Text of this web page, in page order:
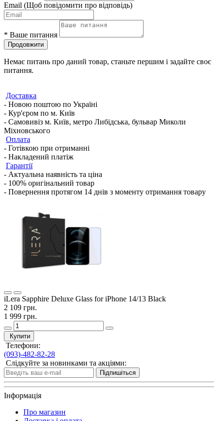
Email (Щоб повідомити про відповідь)
* Ваше питання
Продовжити
Немає питань про даний товар, станьте першим і задайте своє
питання.
Доставка
- Новою поштою по Україні
- Кур'єром по м. Київ
- Самовивіз м. Київ, метро Либідська, бульвар Миколи
Міхновського
Оплата
- Готівкою при отриманні
- Накладений платіж
Гарантії
- Актуальна наявність та ціна
- 100% оригінальний товар
- Повернення протягом 14 днів з моменту отримання товару
iLera Sapphire Deluxe Glass for iPhone 14/13 Black
2 109 грн.
1 999 грн.
Купити
Телефони:
(093)-482-82-28
Слідкуйте за новинками та акціями:
Підпишіться
Інформація
Про магазин